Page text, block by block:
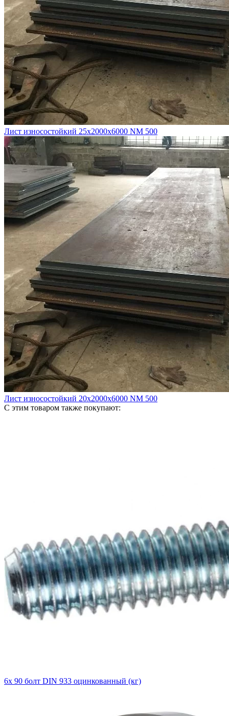
Лист износостойкий 25х2000х6000 NM 500
Лист износостойкий 20х2000х6000 NM 500
С этим товаром также покупают:
6х 90 болт DIN 933 оцинкованный (кг)